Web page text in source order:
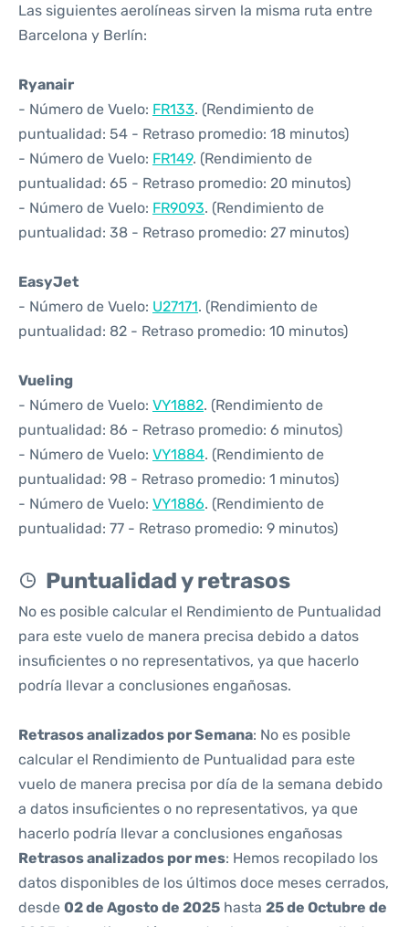
Las siguientes aerolíneas sirven la misma ruta entre
Barcelona y Berlín:
Ryanair
- Número de Vuelo: FR133. (Rendimiento de
puntualidad: 54 - Retraso promedio: 18 minutos)
- Número de Vuelo: FR149. (Rendimiento de
puntualidad: 65 - Retraso promedio: 20 minutos)
- Número de Vuelo: FR9093. (Rendimiento de
puntualidad: 38 - Retraso promedio: 27 minutos)
EasyJet
- Número de Vuelo: U27171. (Rendimiento de
puntualidad: 82 - Retraso promedio: 10 minutos)
Vueling
- Número de Vuelo: VY1882. (Rendimiento de
puntualidad: 86 - Retraso promedio: 6 minutos)
- Número de Vuelo: VY1884. (Rendimiento de
puntualidad: 98 - Retraso promedio: 1 minutos)
- Número de Vuelo: VY1886. (Rendimiento de
puntualidad: 77 - Retraso promedio: 9 minutos)
Puntualidad y retrasos
No es posible calcular el Rendimiento de Puntualidad
para este vuelo de manera precisa debido a datos
insuficientes o no representativos, ya que hacerlo
podría llevar a conclusiones engañosas.
Retrasos analizados por Semana: No es posible
calcular el Rendimiento de Puntualidad para este
vuelo de manera precisa por día de la semana debido
a datos insuficientes o no representativos, ya que
hacerlo podría llevar a conclusiones engañosas
Retrasos analizados por mes: Hemos recopilado los
datos disponibles de los últimos doce meses cerrados,
desde 02 de Agosto de 2025 hasta 25 de Octubre de